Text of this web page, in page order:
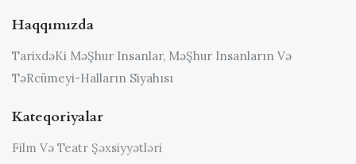
Haqqımızda
TarixdəKi MəŞhur Insanlar, MəŞhur Insanların Və
TəRcümeyi-Halların Siyahısı
Kateqoriyalar
Film Və Teatr Şəxsiyyətləri